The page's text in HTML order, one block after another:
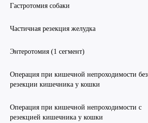
Гастротомия собаки
Частичная резекция желудка
Энтеротомия (1 сегмент)
Операция при кишечной непроходимости без
резекции кишечника у кошки
Операция при кишечной непроходимости с
резекцией кишечника у кошки